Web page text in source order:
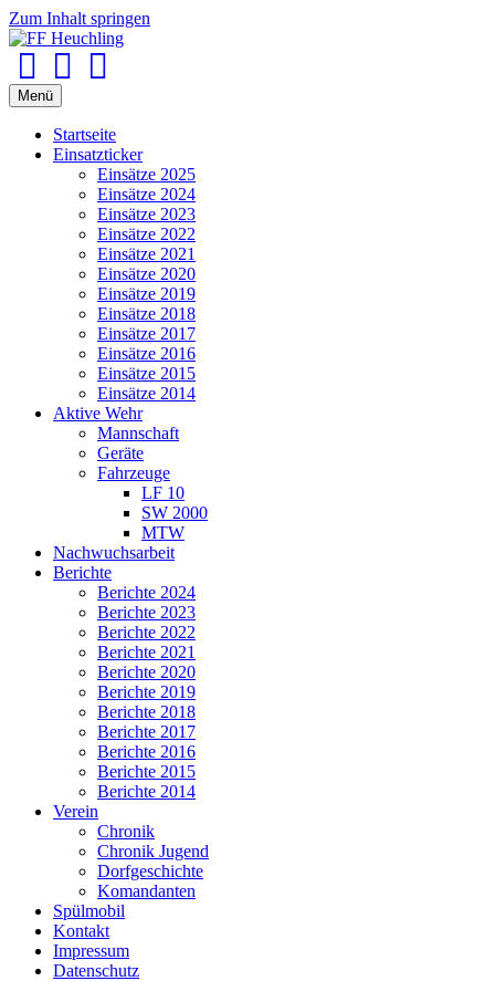
Zum Inhalt springen
Menü
Startseite
Einsatzticker
Einsätze 2025
Einsätze 2024
Einsätze 2023
Einsätze 2022
Einsätze 2021
Einsätze 2020
Einsätze 2019
Einsätze 2018
Einsätze 2017
Einsätze 2016
Einsätze 2015
Einsätze 2014
Aktive Wehr
Mannschaft
Geräte
Fahrzeuge
LF 10
SW 2000
MTW
Nachwuchsarbeit
Berichte
Berichte 2024
Berichte 2023
Berichte 2022
Berichte 2021
Berichte 2020
Berichte 2019
Berichte 2018
Berichte 2017
Berichte 2016
Berichte 2015
Berichte 2014
Verein
Chronik
Chronik Jugend
Dorfgeschichte
Komandanten
Spülmobil
Kontakt
Impressum
Datenschutz